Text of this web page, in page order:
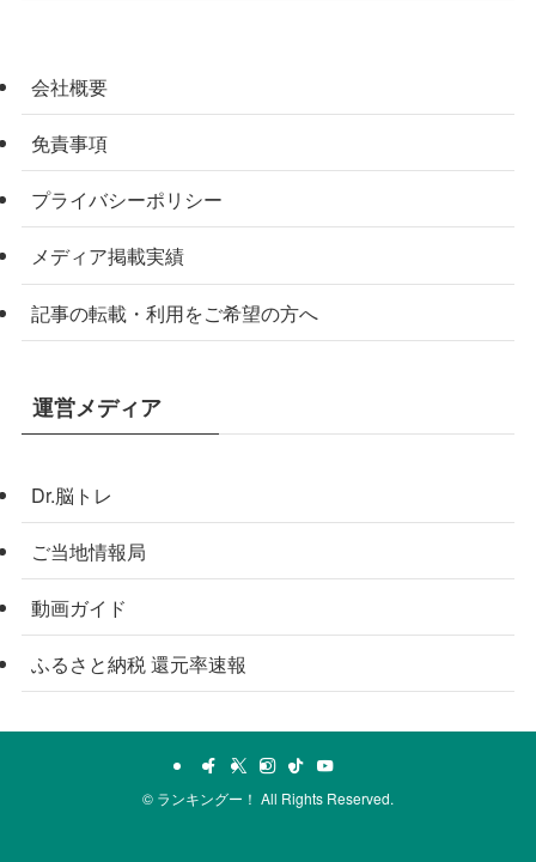
会社概要
免責事項
プライバシーポリシー
メディア掲載実績
記事の転載・利用をご希望の方へ
運営メディア
Dr.脳トレ
ご当地情報局
動画ガイド
ふるさと納税 還元率速報
© ランキングー！ All Rights Reserved.